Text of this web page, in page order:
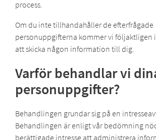
process.
Om du inte tillhandahåller de efterfrågade
personuppgifterna kommer vi följaktligen
att skicka någon information till dig.
Varför behandlar vi
personuppgifter?
Behandlingen grundar sig på en
Behandlingen är enligt vår bedömning
berättigade intresse att administrera